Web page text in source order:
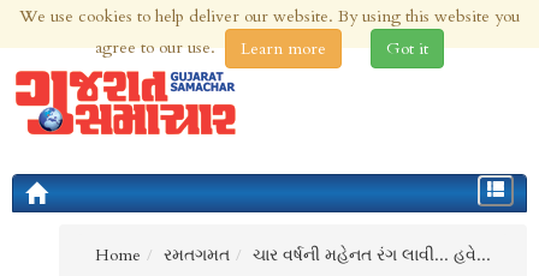
7th Aug 2026 | Updated at 02:56am 7th Aug 2026
Toggle
Home
રમતગમત ચાર વર્ષની મહેનત રંગ લાવી... હવે...
We use cookies to help deliver our website. By using this website you
agree to our use.
Learn more Got it